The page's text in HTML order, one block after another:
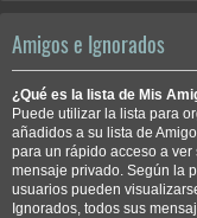
Amigos e Ignorados
¿Qué es la lista de Mis
Puede utilizar la lista para
añadidos a su lista de
para un rápido acceso a
mensaje privado. Según la
usuarios pueden
Ignorados, todos sus